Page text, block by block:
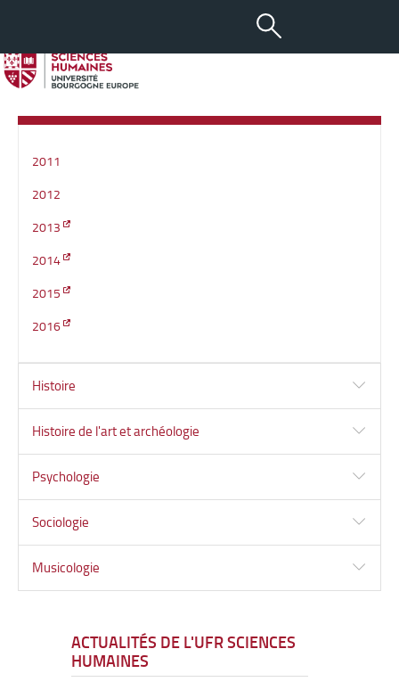
d’examens
2011
2012
2013
2014
2015
2016
Histoire
Histoire de l'art et archéologie
Psychologie
Sociologie
Musicologie
ACTUALITÉS DE L'UFR SCIENCES
HUMAINES